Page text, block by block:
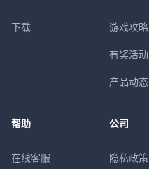
下载 游戏攻略
有奖活动
产品动态
帮助
在线客服
公司
隐私政策